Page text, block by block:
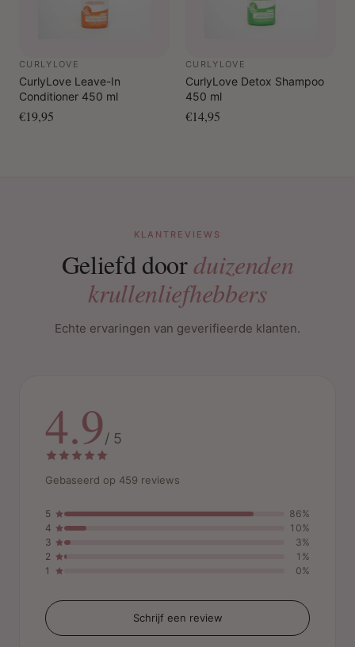
CURLYLOVE
CurlyLove Leave-In
Conditioner 450 ml
€19,95
CURLYLOVE
CurlyLove Detox Shampoo
450 ml
€14,95
KLANTREVIEWS
Geliefd doorduizenden
krullenliefhebbers
Echte ervaringen van geverifieerde klanten.
4.9/ 5
Gebaseerd op 459 reviews
5
86%
4
10%
3
3%
2
1%
1
0%
Schrijf een review